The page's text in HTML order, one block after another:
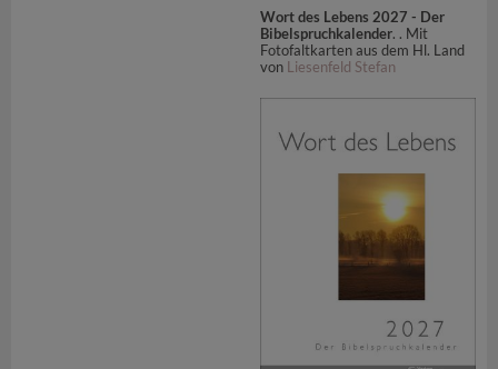
Wort des Lebens 2027 - Der
Bibelspruchkalender. . Mit
Fotofaltkarten aus dem Hl. Land
von Liesenfeld Stefan